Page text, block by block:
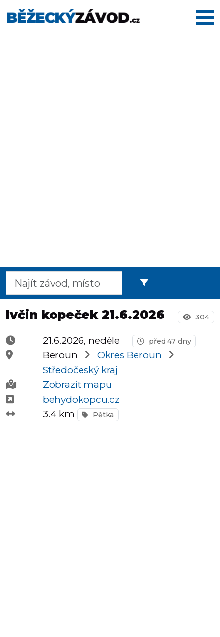
OCR
Praha
Virtuální
závody
Ivčin kopeček 21.6.2026 304
21.6.2026, neděle před 47 dny
Beroun
Okres Beroun
Středočeský kraj
Zobrazit mapu
behydokopcu.cz
3.4 km
Pětka